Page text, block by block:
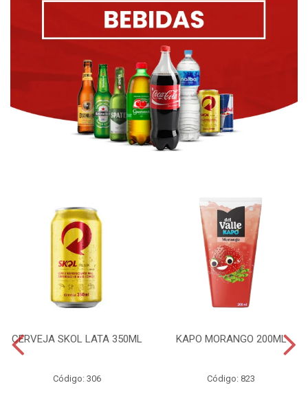
CERVEJA SKOL LATA 350ML
Código: 306
KAPO MORANGO 200ML
Código: 823